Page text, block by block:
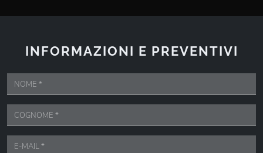
INFORMAZIONI E PREVENTIVI